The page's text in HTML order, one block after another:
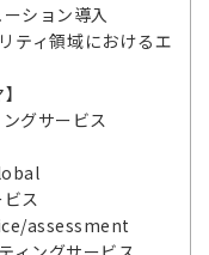
ション導入
ティ領域におけるエ
グサービス
ス
assessment